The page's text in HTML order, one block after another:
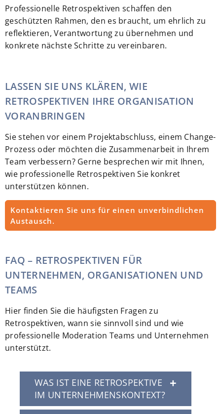
Professionelle Retrospektiven schaffen den
geschützten Rahmen, den es braucht, um ehrlich zu
reflektieren, Verantwortung zu übernehmen und
konkrete nächste Schritte zu vereinbaren.
LASSEN SIE UNS KLÄREN, WIE
RETROSPEKTIVEN IHRE ORGANISATION
VORANBRINGEN
Sie stehen vor einem Projektabschluss, einem Change-
Prozess oder möchten die Zusammenarbeit in Ihrem
Team verbessern? Gerne besprechen wir mit Ihnen,
wie professionelle Retrospektiven Sie konkret
unterstützen können.
Kontaktieren Sie uns für einen unverbindlichen
Austausch.
FAQ – RETROSPEKTIVEN FÜR
UNTERNEHMEN, ORGANISATIONEN UND
TEAMS
Hier finden Sie die häufigsten Fragen zu
Retrospektiven, wann sie sinnvoll sind und wie
professionelle Moderation Teams und Unternehmen
unterstützt.
WAS IST EINE RETROSPEKTIVE
IM UNTERNEHMENSKONTEXT?